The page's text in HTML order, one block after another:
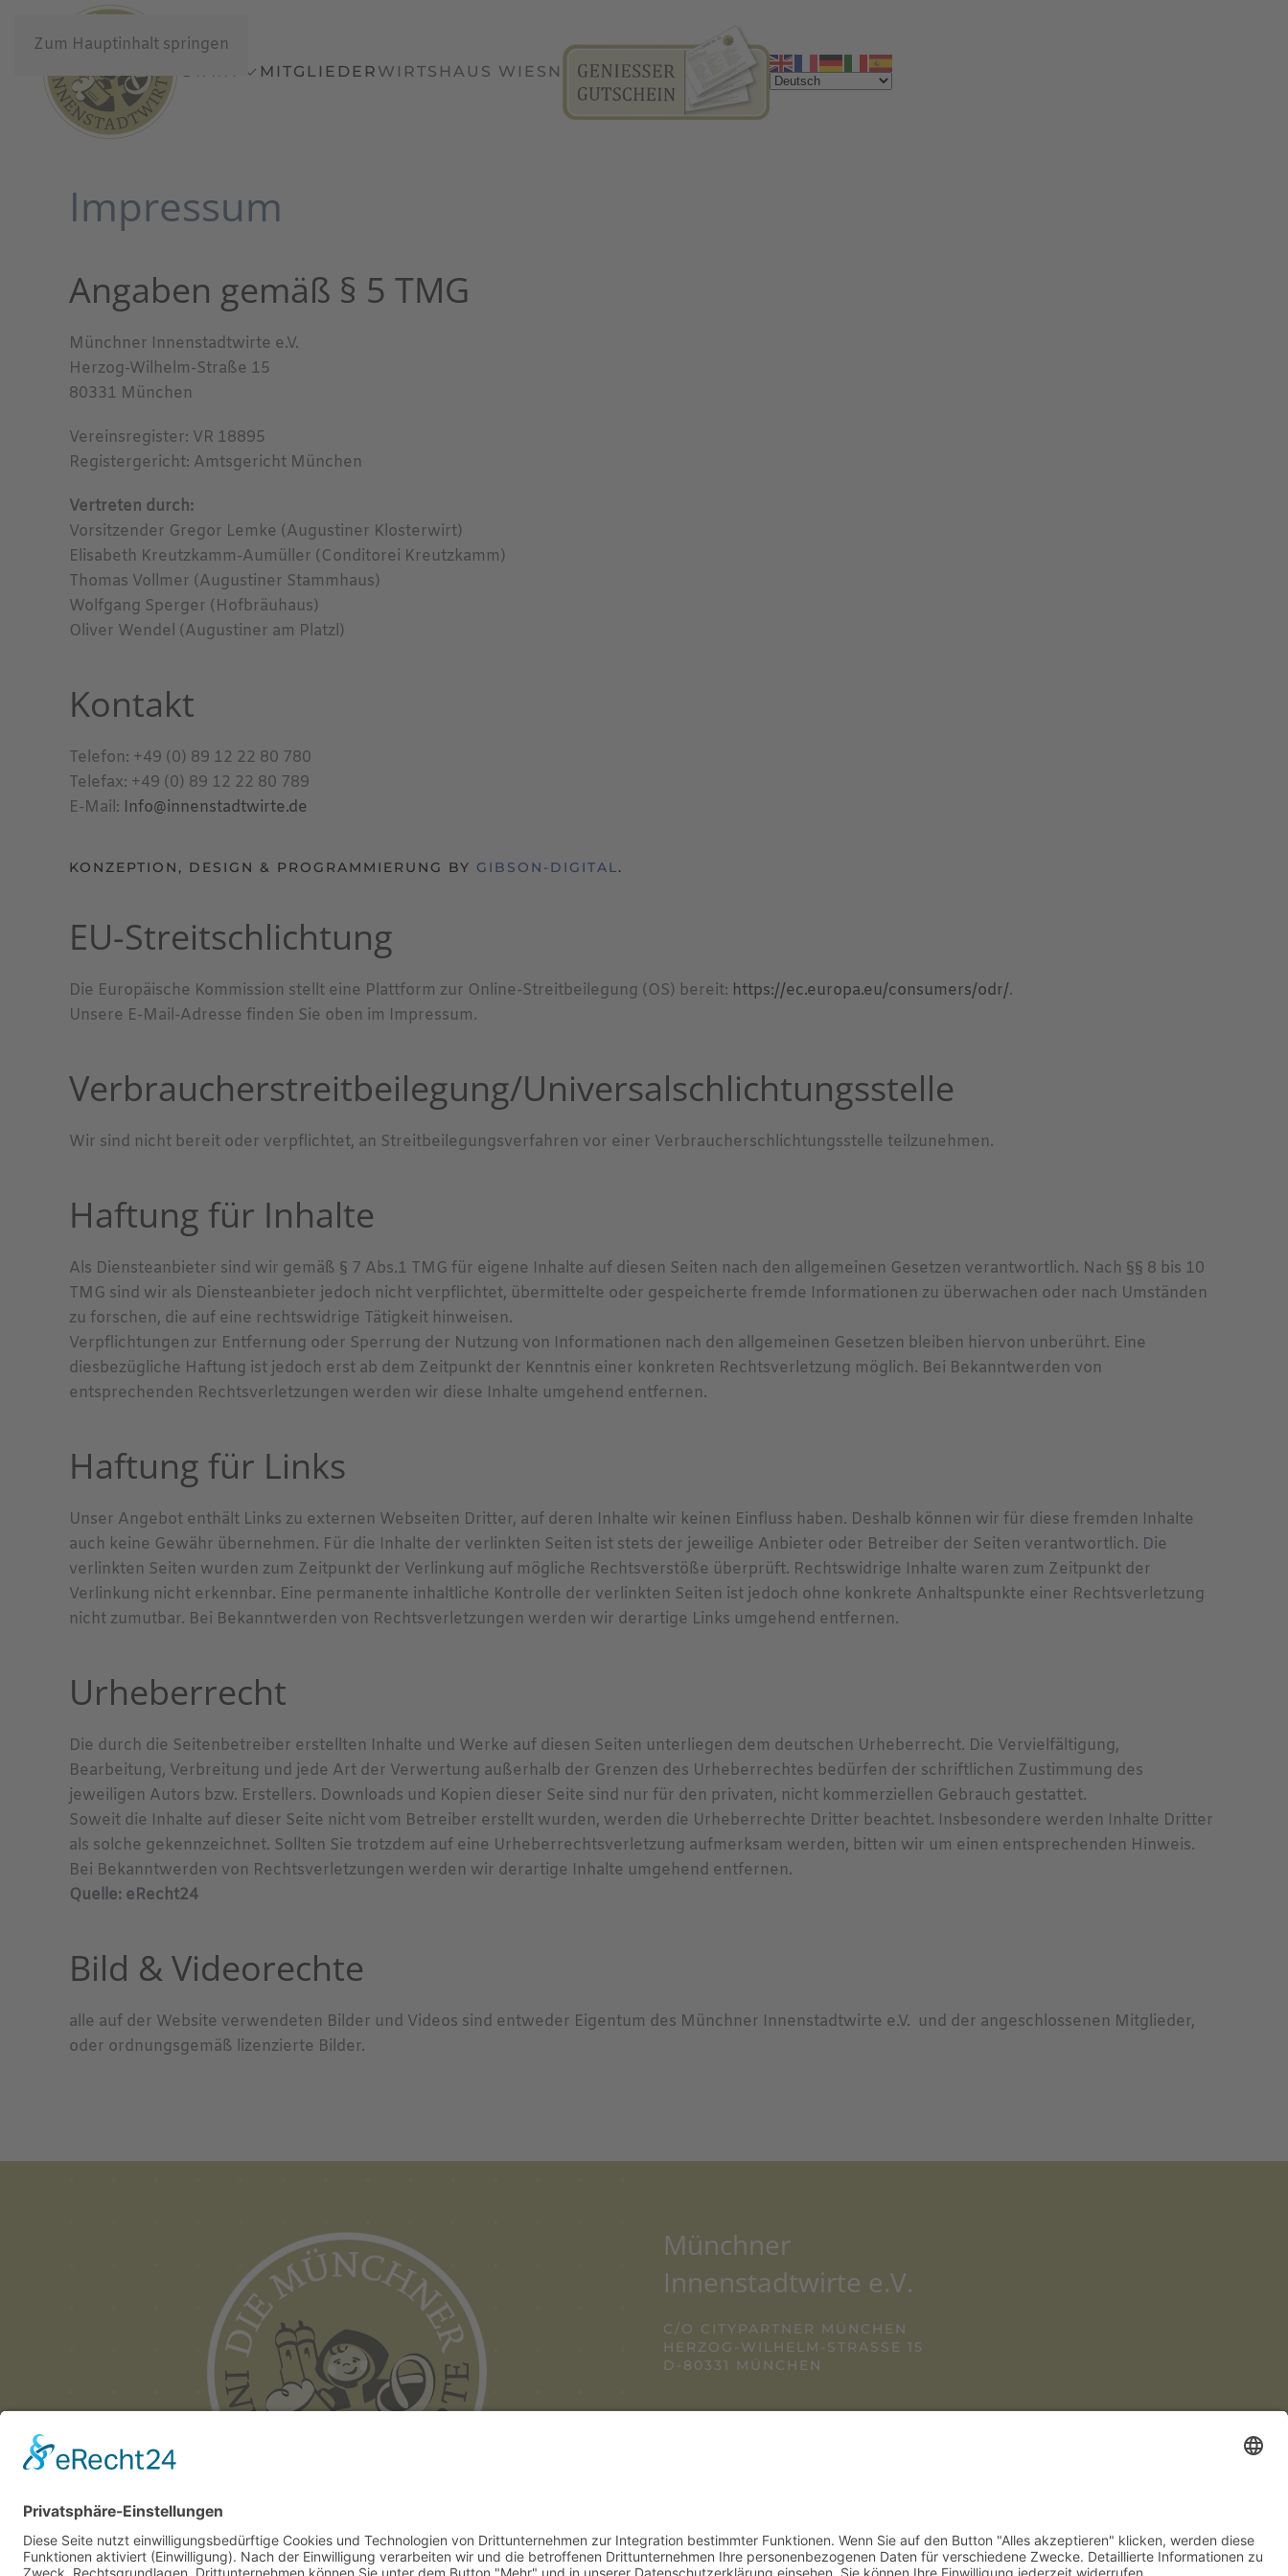
Zum Hauptinhalt springen
START MITGLIEDER WIRTSHAUS WIESN
Impressum
Angaben gemäß § 5 TMG
Münchner Innenstadtwirte e.V.
Herzog-Wilhelm-Straße 15
80331 München
Vereinsregister: VR 18895
Registergericht: Amtsgericht München
Vertreten durch:
Vorsitzender Gregor Lemke (Augustiner Klosterwirt)
Elisabeth Kreutzkamm-Aumüller (Conditorei Kreutzkamm)
Thomas Vollmer (Augustiner Stammhaus)
Wolfgang Sperger (Hofbräuhaus)
Oliver Wendel (Augustiner am Platzl)
Kontakt
Telefon: +49 (0) 89 12 22 80 780
Telefax: +49 (0) 89 12 22 80 789
E-Mail: Info@innenstadtwirte.de
KONZEPTION, DESIGN & PROGRAMMIERUNG BY GIBSON-DIGITAL.
EU-Streitschlichtung
Die Europäische Kommission stellt eine Plattform zur Online-Streitbeilegung (OS) bereit: https://ec.europa.eu/consumers/odr/.
Unsere E-Mail-Adresse finden Sie oben im Impressum.
Verbraucher­streit­beilegung/Universal­schlichtungs­stelle
Wir sind nicht bereit oder verpflichtet, an Streitbeilegungsverfahren vor einer Verbraucherschlichtungsstelle teilzunehmen.
Haftung für Inhalte
Als Diensteanbieter sind wir gemäß § 7 Abs.1 TMG für eigene Inhalte auf diesen Seiten nach den allgemeinen Gesetzen verantwortlich. Nach §§ 8 bis 10
TMG sind wir als Diensteanbieter jedoch nicht verpflichtet, übermittelte oder gespeicherte fremde Informationen zu überwachen oder nach Umständen
zu forschen, die auf eine rechtswidrige Tätigkeit hinweisen.
Verpflichtungen zur Entfernung oder Sperrung der Nutzung von Informationen nach den allgemeinen Gesetzen bleiben hiervon unberührt. Eine
diesbezügliche Haftung ist jedoch erst ab dem Zeitpunkt der Kenntnis einer konkreten Rechtsverletzung möglich. Bei Bekanntwerden von
entsprechenden Rechtsverletzungen werden wir diese Inhalte umgehend entfernen.
Haftung für Links
Unser Angebot enthält Links zu externen Webseiten Dritter, auf deren Inhalte wir keinen Einfluss haben. Deshalb können wir für diese fremden Inhalte
auch keine Gewähr übernehmen. Für die Inhalte der verlinkten Seiten ist stets der jeweilige Anbieter oder Betreiber der Seiten verantwortlich. Die
verlinkten Seiten wurden zum Zeitpunkt der Verlinkung auf mögliche Rechtsverstöße überprüft. Rechtswidrige Inhalte waren zum Zeitpunkt der
Verlinkung nicht erkennbar. Eine permanente inhaltliche Kontrolle der verlinkten Seiten ist jedoch ohne konkrete Anhaltspunkte einer Rechtsverletzung
nicht zumutbar. Bei Bekanntwerden von Rechtsverletzungen werden wir derartige Links umgehend entfernen.
Urheberrecht
Die durch die Seitenbetreiber erstellten Inhalte und Werke auf diesen Seiten unterliegen dem deutschen Urheberrecht. Die Vervielfältigung,
Bearbeitung, Verbreitung und jede Art der Verwertung außerhalb der Grenzen des Urheberrechtes bedürfen der schriftlichen Zustimmung des
jeweiligen Autors bzw. Erstellers. Downloads und Kopien dieser Seite sind nur für den privaten, nicht kommerziellen Gebrauch gestattet.
Soweit die Inhalte auf dieser Seite nicht vom Betreiber erstellt wurden, werden die Urheberrechte Dritter beachtet. Insbesondere werden Inhalte Dritter
als solche gekennzeichnet. Sollten Sie trotzdem auf eine Urheberrechtsverletzung aufmerksam werden, bitten wir um einen entsprechenden Hinweis.
Bei Bekanntwerden von Rechtsverletzungen werden wir derartige Inhalte umgehend entfernen.
Quelle: eRecht24
Bild & Videorechte
alle auf der Website verwendeten Bilder und Videos sind entweder Eigentum des Münchner Innenstadtwirte e.V. und der angeschlossenen Mitglieder,
oder ordnungsgemäß lizenzierte Bilder.
Münchner
Innenstadtwirte e.V.
C/O CITYPARTNER MÜNCHEN
HERZOG-WILHELM-STRASSE 15
D-80331 MÜNCHEN